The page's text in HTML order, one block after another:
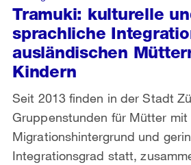
Tramuki: kulturelle
sprachliche
ausländischen
Kindern
Seit 2013 finden in der Stadt
Gruppenstunden für Mütter mit
Migrationshintergrund und
Integrationsgrad statt,